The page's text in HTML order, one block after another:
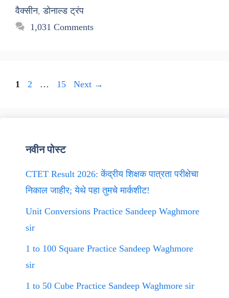
वैक्सीन,डोनाल्ड ट्रंप
1,031 Comments
Page
1 Page
2 … Page
15 Next →
नवीन पोस्ट
CTET Result 2026: केंद्रीय शिक्षक पात्रता परीक्षेचा
निकाल जाहीर; येथे पहा तुमचे मार्कशीट!
Unit Conversions Practice Sandeep Waghmore
sir
1 to 100 Square Practice Sandeep Waghmore
sir
1 to 50 Cube Practice Sandeep Waghmore sir